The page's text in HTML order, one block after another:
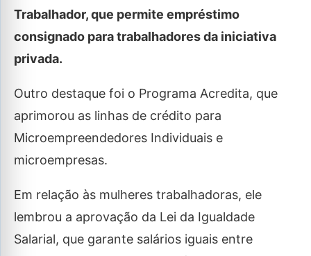
Trabalhador, que permite empréstimo
consignado para trabalhadores da iniciativa
privada.
Outro destaque foi o Programa Acredita, que
aprimorou as linhas de crédito para
Microempreendedores Individuais e
microempresas.
Em relação às mulheres trabalhadoras, ele
lembrou a aprovação da Lei da Igualdade
Salarial, que garante salários iguais entre